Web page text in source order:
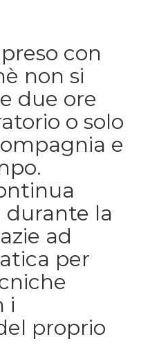
con
non si
due ore
o solo
e
durante la
ad
per
i
proprio